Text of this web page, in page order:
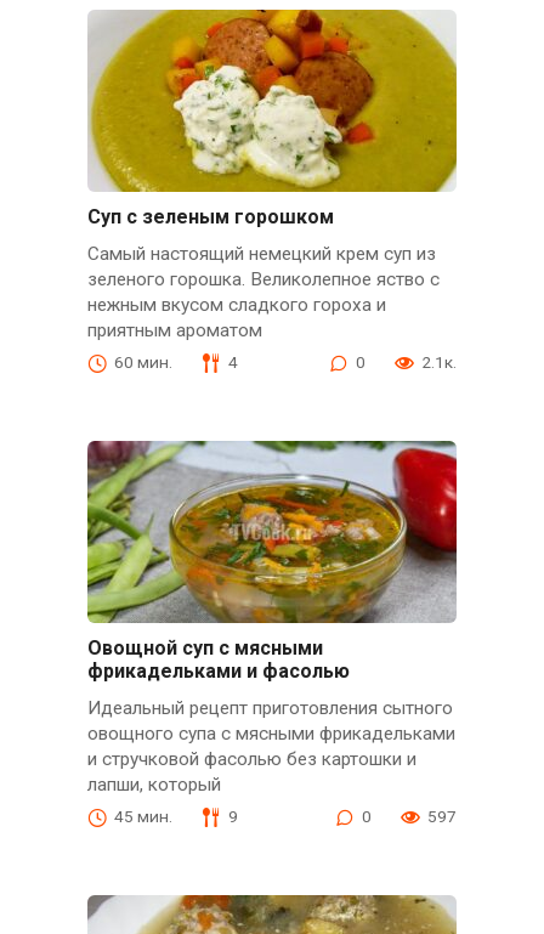
Суп с зеленым горошком
Самый настоящий немецкий крем суп из
зеленого горошка. Великолепное яство с
нежным вкусом сладкого гороха и
приятным ароматом
60 мин. 4 0 2.1к.
Овощной суп с мясными
фрикадельками и фасолью
Идеальный рецепт приготовления сытного
овощного супа с мясными фрикадельками
и стручковой фасолью без картошки и
лапши, который
45 мин. 9 0 597